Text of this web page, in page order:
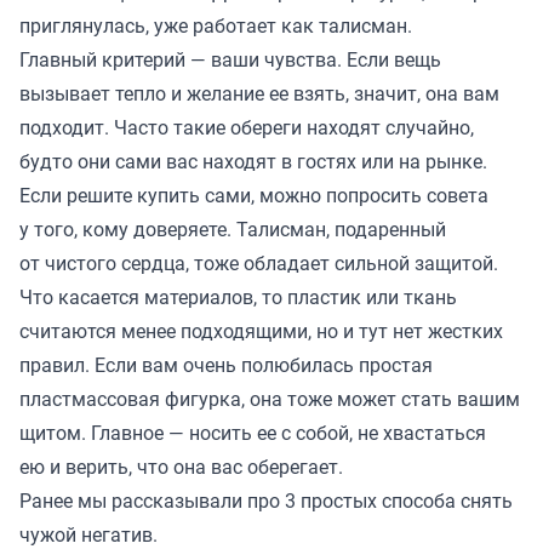
приглянулась, уже работает как талисман.
Главный критерий — ваши чувства. Если вещь
вызывает тепло и желание ее взять, значит, она вам
подходит. Часто такие обереги находят случайно,
будто они сами вас находят в гостях или на рынке.
Если решите купить сами, можно попросить совета
у того, кому доверяете. Талисман, подаренный
от чистого сердца, тоже обладает сильной защитой.
Что касается материалов, то пластик или ткань
считаются менее подходящими, но и тут нет жестких
правил. Если вам очень полюбилась простая
пластмассовая фигурка, она тоже может стать вашим
щитом. Главное — носить ее с собой, не хвастаться
ею и верить, что она вас оберегает.
Ранее мы рассказывали про 3 простых способа снять
чужой негатив.